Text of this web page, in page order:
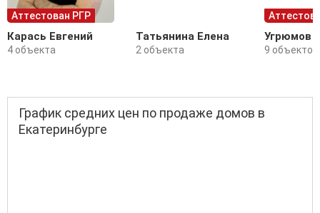
Аттестован РГР
Карась Евгений
4 объекта
Татьянина Елена
2 объекта
Угрюмов
9 объектов
График средних цен по продаже домов в
Екатеринбурге